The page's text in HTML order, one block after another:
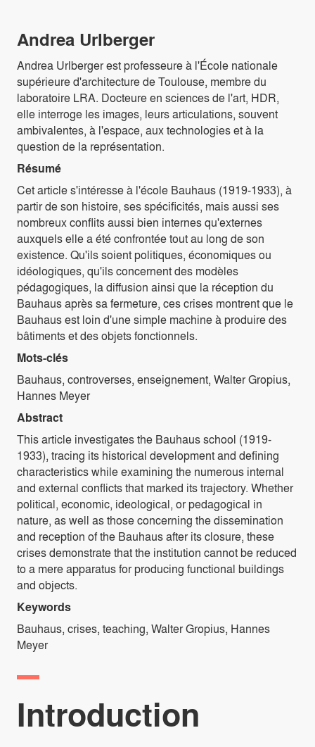
Andrea Urlberger
Andrea Urlberger est professeure à l'École nationale
supérieure d'architecture de Toulouse, membre du
laboratoire LRA. Docteure en sciences de l'art, HDR,
elle interroge les images, leurs articulations, souvent
ambivalentes, à l'espace, aux technologies et à la
question de la représentation.
Résumé
Cet article s'intéresse à l'école Bauhaus (1919-1933), à
partir de son histoire, ses spécificités, mais aussi ses
nombreux conflits aussi bien internes qu'externes
auxquels elle a été confrontée tout au long de son
existence. Qu'ils soient politiques, économiques ou
idéologiques, qu'ils concernent des modèles
pédagogiques, la diffusion ainsi que la réception du
Bauhaus après sa fermeture, ces crises montrent que le
Bauhaus est loin d'une simple machine à produire des
bâtiments et des objets fonctionnels.
Mots-clés
Bauhaus, controverses, enseignement, Walter Gropius,
Hannes Meyer
Abstract
This article investigates the Bauhaus school (1919-
1933), tracing its historical development and defining
characteristics while examining the numerous internal
and external conflicts that marked its trajectory. Whether
political, economic, ideological, or pedagogical in
nature, as well as those concerning the dissemination
and reception of the Bauhaus after its closure, these
crises demonstrate that the institution cannot be reduced
to a mere apparatus for producing functional buildings
and objects.
Keywords
Bauhaus, crises, teaching, Walter Gropius, Hannes
Meyer
Introduction